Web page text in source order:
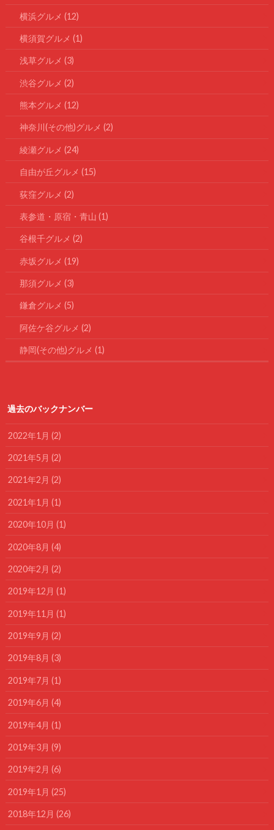
横浜グルメ (12)
横須賀グルメ (1)
浅草グルメ (3)
渋谷グルメ (2)
熊本グルメ (12)
神奈川(その他)グルメ (2)
綾瀬グルメ (24)
自由が丘グルメ (15)
荻窪グルメ (2)
表参道・原宿・青山 (1)
谷根千グルメ (2)
赤坂グルメ (19)
那須グルメ (3)
鎌倉グルメ (5)
阿佐ケ谷グルメ (2)
静岡(その他)グルメ (1)
過去のバックナンバー
2022年1月 (2)
2021年5月 (2)
2021年2月 (2)
2021年1月 (1)
2020年10月 (1)
2020年8月 (4)
2020年2月 (2)
2019年12月 (1)
2019年11月 (1)
2019年9月 (2)
2019年8月 (3)
2019年7月 (1)
2019年6月 (4)
2019年4月 (1)
2019年3月 (9)
2019年2月 (6)
2019年1月 (25)
2018年12月 (26)